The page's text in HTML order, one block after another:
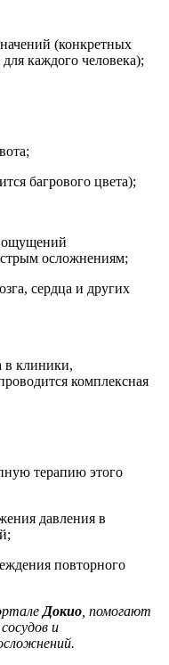
(конкретных
каждого человека);
багрового цвета);
ощущений
осложнениям;
сердца и других
в клиники,
комплексная
терапию этого
давления в
повторного
Докио , помогают
и